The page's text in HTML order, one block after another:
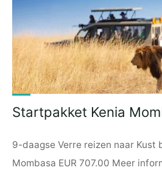
Startpakket Kenia
9-daagse Verre reizen naar Kust
Mombasa EUR 707.00 Meer